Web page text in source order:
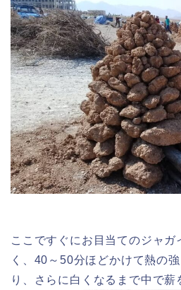
ここですぐにお目当てのジャガ
く、40～50分ほどかけて熱の
り、さらに白くなるまで中で薪